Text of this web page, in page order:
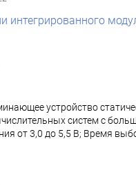
интегрированного
устройство
систем с
от 3,0 до 5,5 В; Время